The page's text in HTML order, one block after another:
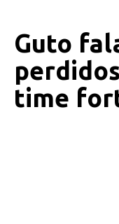
Guto
time